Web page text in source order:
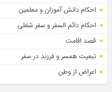
احکام دانش آموزان و معلمین
احکام دائم السفر و سفر شغلی
قصد اقامت
تبعیت همسر و فرزند در سفر
اعراض از وطن